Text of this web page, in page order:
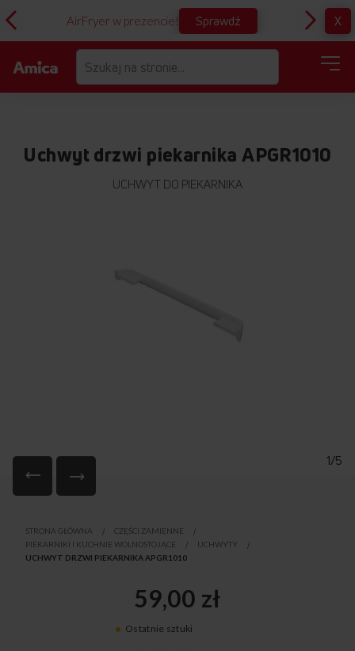
AirFryer w prezencie! Sprawdź X
Uchwyt drzwi piekarnika APGR1010
UCHWYT DO PIEKARNIKA
1/5
początek
galerii
STRONA GŁÓWNA
CZĘŚCI ZAMIENNE
PIEKARNIKI I KUCHNIE WOLNOSTOJĄCE
UCHWYTY
UCHWYT DRZWI PIEKARNIKA APGR1010
59,00 zł
Ostatnie sztuki